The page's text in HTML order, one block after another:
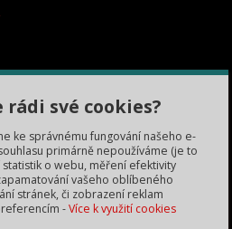
rádi své cookies?
ke správnému fungování našeho e-
primárně nepoužíváme (je to
statistik o webu, měření efektivity
vašeho oblíbeného
stránek, či zobrazení reklam
-Více k využití cookies